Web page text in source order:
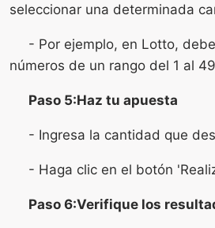
seleccionar una determinada
- Por ejemplo, en Lotto,
números de un rango del 1 al
Paso 5:Haz tu apuesta
- Ingresa la cantidad que
- Haga clic en el botón
Paso 6:Verifique los